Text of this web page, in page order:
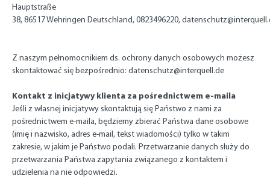
Hauptstraße
38,86517Wehringen Deutschland,0823496220,
Z naszym pełnomocnikiem ds. ochrony danych osobowych możesz
skontaktować się bezpośrednio: datenschutz@interquell.de
Kontakt z inicjatywy klienta za pośrednictwem e-maila
Jeśli z własnej inicjatywy skontaktują się Państwo z nami za
pośrednictwem e-maila, będziemy zbierać Państwa dane osobowe
(imię i nazwisko, adres e-mail, tekst wiadomości) tylko w takim
zakresie, w jakim je Państwo podali. Przetwarzanie danych służy do
przetwarzania Państwa zapytania związanego z kontaktem i
udzielenia na nie odpowiedzi.